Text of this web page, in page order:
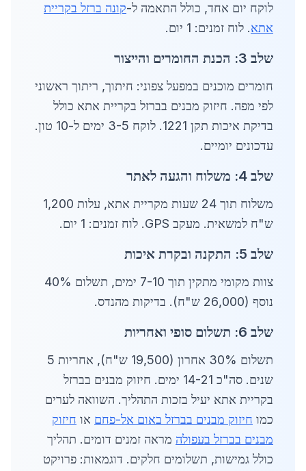
לוקח יום אחד, כולל התאמה ל-קונה ברזל בקריית
אתא. לוח זמנים: 1 יום.
שלב 3: הכנת החומרים והייצור
חומרים מוכנים במפעל צפוני: חיתוך, ריתוך ראשוני
לפי מפה. חיזוק מבנים בברזל בקריית אתא כולל
בדיקת איכות תקן 1221. לוקח 3-5 ימים ל-10 טון.
עדכונים יומיים.
שלב 4: משלוח והגעה לאתר
משלוח תוך 24 שעות מקריית אתא, עלות 1,200
ש"ח למשאית. מעקב GPS. לוח זמנים: 1 יום.
שלב 5: התקנה ובקרת איכות
צוות מקומי מתקין תוך 7-10 ימים, תשלום 40%
נוסף (26,000 ש"ח). בדיקות מהנדס.
שלב 6: תשלום סופי ואחריות
תשלום 30% אחרון (19,500 ש"ח), אחריות 5
שנים. סה"כ 14-21 ימים. חיזוק מבנים בברזל
בקריית אתא יעיל בזכות התהליך. השוואה לערים
כמו חיזוק מבנים בברזל באום אל-פחם או חיזוק
מבנים בברזל בעפולה מראה זמנים דומים. תהליך
כולל גמישות, תשלומים חלקים. דוגמאות: פרויקט